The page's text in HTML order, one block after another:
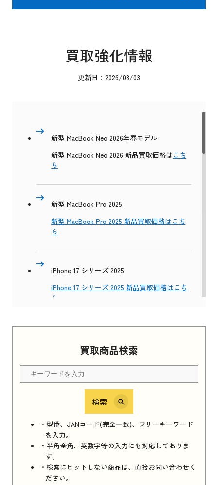
買取商品検索
検索
・型番、JANコード(完全一致)、フリーキーワード
を入力。
・半角全角、英数字等の入力にも対応しておりま
す。
・検索にヒットしない商品は、直接お問い合わせく
ださい。
買取強化情報
更新日：2026/08/03
新型 MacBook Neo 2026年春モデル
新型 MacBook Neo 2026 新品買取価格はこち
ら
新型 MacBook Pro 2025
新型 MacBook Pro 2025 新品買取価格はこち
ら
iPhone 17 シリーズ 2025
iPhone 17 シリーズ 2025 新品買取価格はこち
ら
Apple Watch Series 11 2025 新品買取価格はこ
ちら
iPhone 16e シリーズ 2025
iPhone 16e シリーズ 2025 新品買取価格はこち
ら
iPad 11インチ 2025年春モデル